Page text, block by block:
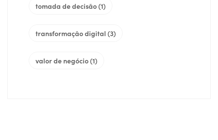
tomada de decisão(1)
transformação digital (3)
valor de negócio(1)